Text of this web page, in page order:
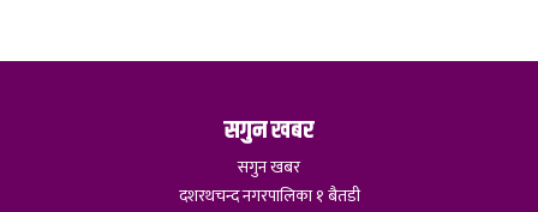
सगुन खबर
सगुन खबर
दशरथचन्द नगरपालिका १ बैतडी